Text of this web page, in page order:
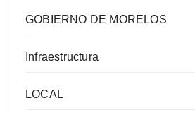
GOBIERNO DE MORELOS
Infraestructura
LOCAL